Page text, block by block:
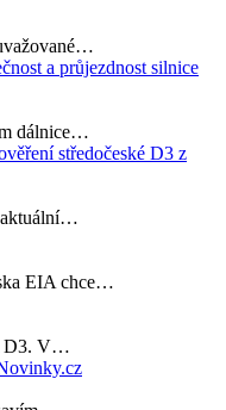
a průjezdnost silnice
dálnice…
středočeské D3 z
aktuální…
EIA chce…
D3. V…